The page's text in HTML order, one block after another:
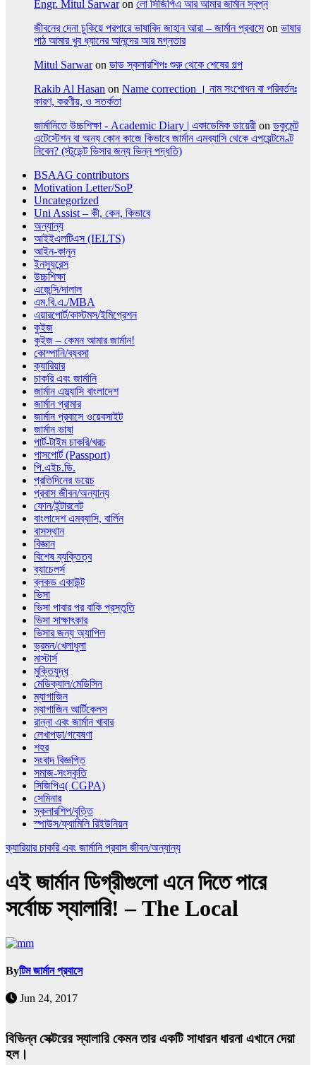
Engr. Mitul Sarwaron লো সিজিপিএ আর আমার জার্মান স্বপ্ন
জীবনের দেনা চুকিয়ে পরপারে ভাষাবিদ জাহান আরা – জার্মান প্রবাসেon ভাষার
পাঠ আমার খুব ধ্যানের আনন্দের আর মগ্নতার
Mitul Sarwaron ডাড স্কলারশিপঃ শুরু থেকে শেষের গল্প
Rakib Al Hasan on Name correction । নাম সংশোধন বা পরিবর্তনঃ
কারণ, করণীয়, ও সতর্কতা
জার্মানিতে উচ্চশিক্ষা - Academic Diary | একাডেমিক ডায়েরী on ডকুমেন্ট
এটেস্টেশন বা অন্য কোন কাজে কিভাবে জার্মান এমব্যাসি থেকে এপয়েন্টমেণ্ট
নিবেন? (স্টুডেন্ট ভিসার জন্য ভিন্ন পদ্ধতি)
BSAAG contributors
Motivation Letter/SoP
Uncategorized
Uni Assist – কী, কেন, কিভাবে
অন্যান্য
আইইএলটিএস (IELTS)
আইন-কানুন
ইনস্যুরেন্স
উচ্চশিক্ষা
এজেন্সি/দালাল
এম.বি.এ./MBA
এয়ারপোর্ট/কাস্টমস/ইমিগ্রেশন
কুইজ
কুইজ – কেমন আমার জার্মান!
কোম্পানি/ব্যবসা
ক্যারিয়ার
চাকরি এবং জার্মানি
জার্মান এম্ব্যাসি বাংলাদেশ
জার্মান গ্রামার
জার্মান প্রবাসে ওয়েবসাইট
জার্মান ভাষা
পার্ট-টাইম চাকরি/খরচ
পাসপোর্ট (Passport)
পি.এইচ.ডি.
প্রতিদিনের ডয়েচ
প্রবাস জীবন/অন্যান্য
ফোন/ইন্টারনেট
বাংলাদেশ এমব্যাসি, বার্লিন
বাসস্থান
বিজ্ঞান
বিশেষ ব্যক্তিত্ব
ব্যাচেলর্স
ব্লকড একাউন্ট
ভিসা
ভিসা পাবার পর বাকি প্রস্তুতি
ভিসা সাক্ষাৎকার
ভিসার জন্য অ্যাপিল
ভ্রমন/খেলাধুলা
মাস্টার্স
মুক্তিযুদ্ধ
মেডিক্যাল/মেডিসিন
ম্যাগাজিন
ম্যাগাজিন আর্টিকেলস
রান্না এবং জার্মান খাবার
লেখাপড়া/গবেষণা
শহর
সংবাদ বিজ্ঞপ্তি
সমাজ-সংস্কৃতি
সিজিপিএ( CGPA)
সেমিনার
স্কলারশিপ/বৃত্তি
স্পাউস/ফ্যামিলি রিইউনিয়ন
ক্যারিয়ারচাকরি এবং জার্মানিপ্রবাস জীবন/অন্যান্য
এই জার্মান ডিগ্রীগুলো এনে দিতে পারে
সর্বোচ্চ স্যালারি! – The Local
Byটিম জার্মান প্রবাসে
Jun 24, 2017
বিভিন্ন সেক্টরের স্যালারি কেমন তার একটি সাধারন ধারনা এখানে দেয়া
হল।